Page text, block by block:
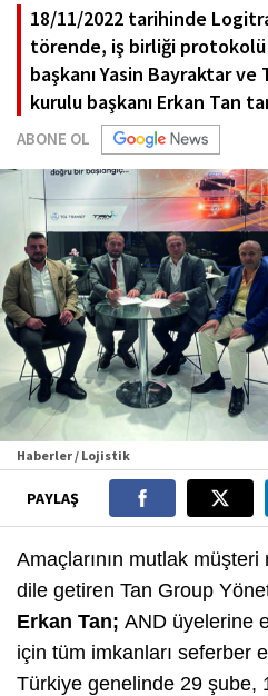
18/11/2022 tarihinde
törende, iş birliği protokolü
başkanı Yasin Bayraktar ve
kurulu başkanı Erkan Tan
ABONE OL
Haberler / Lojistik
PAYLAŞ
Amaçlarının mutlak
dile getiren Tan Group
Erkan Tan; AND üyelerine
için tüm imkanları seferber
Türkiye genelinde 29 şube,